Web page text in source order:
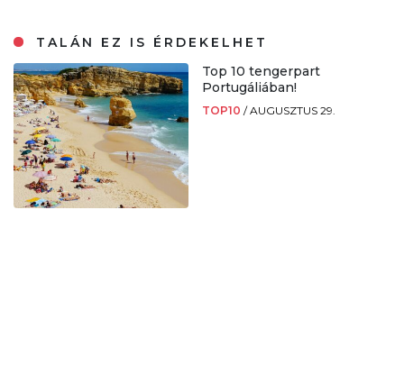
TALÁN EZ IS ÉRDEKELHET
Top 10 tengerpart
Portugáliában!
TOP10 /AUGUSZTUS 29.